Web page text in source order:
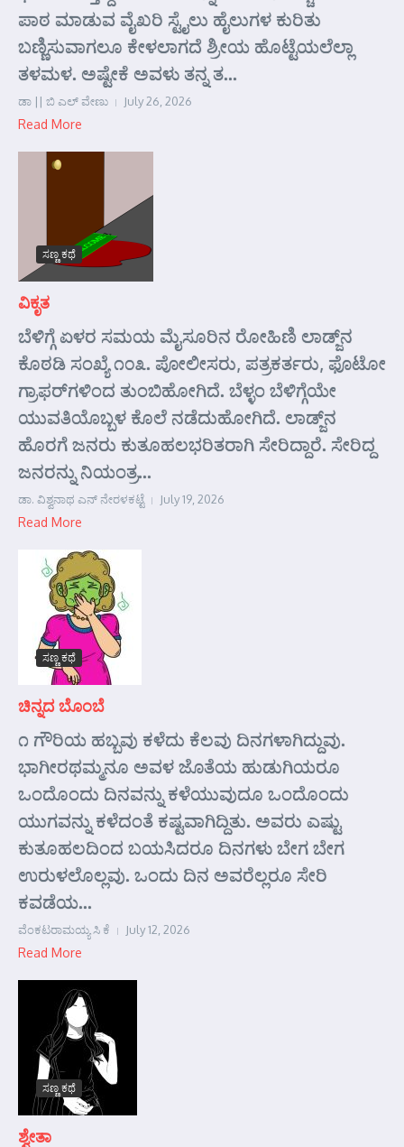
ಪಾಠ ಮಾಡುವ ವೈಖರಿ ಸ್ಟೈಲು ಹೈಲುಗಳ ಕುರಿತು
ಬಣ್ಣಿಸುವಾಗಲೂ ಕೇಳಲಾಗದೆ ಶ್ರೀಯ ಹೊಟ್ಟೆಯಲೆಲ್ಲಾ
ತಳಮಳ. ಅಷ್ಟೇಕೆ ಅವಳು ತನ್ನ ತ...
ಡಾ || ಬಿ ಎಲ್ ವೇಣು July 26, 2026
Read More
ಸಣ್ಣ ಕಥೆ
ವಿಕೃತ
ಬೆಳಿಗ್ಗೆ ಏಳರ ಸಮಯ ಮೈಸೂರಿನ ರೋಹಿಣಿ ಲಾಡ್ಜ್‌ನ
ಕೊಠಡಿ ಸಂಖ್ಯೆ ೧೦೩. ಪೋಲೀಸರು, ಪತ್ರಕರ್ತರು, ಫೊಟೋ
ಗ್ರಾಫರ್‌ಗಳಿಂದ ತುಂಬಿಹೋಗಿದೆ. ಬೆಳ್ಳಂ ಬೆಳಿಗ್ಗೆಯೇ
ಯುವತಿಯೊಬ್ಬಳ ಕೊಲೆ ನಡೆದುಹೋಗಿದೆ. ಲಾಡ್ಜ್‌ನ
ಹೊರಗೆ ಜನರು ಕುತೂಹಲಭರಿತರಾಗಿ ಸೇರಿದ್ದಾರೆ. ಸೇರಿದ್ದ
ಜನರನ್ನು ನಿಯಂತ್ರ...
ಡಾ. ವಿಶ್ವನಾಥ ಎನ್ ನೇರಳಕಟ್ಟೆ July 19, 2026
Read More
ಸಣ್ಣ ಕಥೆ
ಚಿನ್ನದ ಬೊಂಬೆ
೧ ಗೌರಿಯ ಹಬ್ಬವು ಕಳೆದು ಕೆಲವು ದಿನಗಳಾಗಿದ್ದುವು.
ಭಾಗೀರಥಮ್ಮನೂ ಅವಳ ಜೊತೆಯ ಹುಡುಗಿಯರೂ
ಒಂದೊಂದು ದಿನವನ್ನು ಕಳೆಯುವುದೂ ಒಂದೊಂದು
ಯುಗವನ್ನು ಕಳೆದಂತೆ ಕಷ್ಟವಾಗಿದ್ದಿತು. ಅವರು ಎಷ್ಟು
ಕುತೂಹಲದಿಂದ ಬಯಸಿದರೂ ದಿನಗಳು ಬೇಗ ಬೇಗ
ಉರುಳಲೊಲ್ಲವು. ಒಂದು ದಿನ ಅವರೆಲ್ಲರೂ ಸೇರಿ
ಕವಡೆಯ...
ವೆಂಕಟರಾಮಯ್ಯ ಸಿ ಕೆ July 12, 2026
Read More
ಸಣ್ಣ ಕಥೆ
ಶ್ವೇತಾ